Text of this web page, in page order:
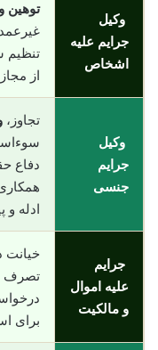
وکیل
جرایم علیه
اشخاص
توهین
تنظیم
از
وکیل
جرایم
جنسی
تجاوز،
دفاع
ادله و
جرایم
علیه اموال
و مالکیت
خیانت
تصرف
برای